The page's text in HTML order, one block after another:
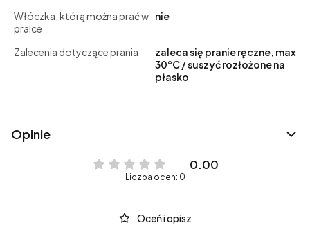
Włóczka, którą można prać w
pralce
nie
Zalecenia dotyczące prania
zaleca się pranie ręczne, max
30°C / suszyć rozłożone na
płasko
Opinie
0.00
Liczba ocen: 0
Oceń i opisz